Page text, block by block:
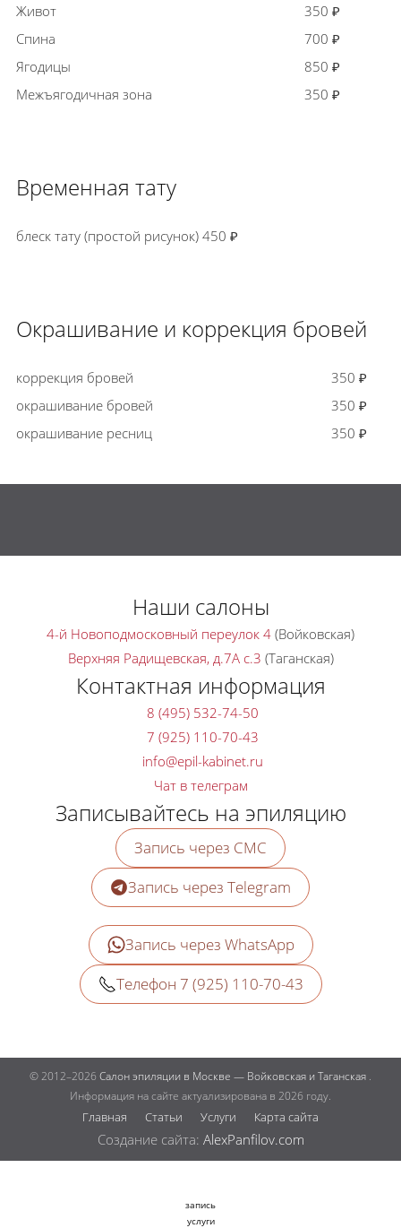
Живот
350 ₽
Спина
700 ₽
Ягодицы
850 ₽
Межъягодичная зона
350 ₽
Временная тату
блеск тату (простой рисунок) 450 ₽
Окрашивание и коррекция бровей
коррекция бровей
350 ₽
окрашивание бровей
350 ₽
окрашивание ресниц
350 ₽
Наши салоны
4-й Новоподмосковный переулок 4 (Войковская)
Верхняя Радищевская, д.7A с.3 (Таганская)
Контактная информация
8 (495) 532-74-50
7 (925) 110-70-43
Чат в телеграм
Записывайтесь на эпиляцию
Запись через СМС
Запись через Telegram
Запись через WhatsApp
Телефон 7 (925) 110-70-43
© 2012–2026 Салон эпиляции в Москве — Войковская и Таганская .
Информация на сайте актуализирована в 2026 году.
Главная Статьи Услуги Карта сайта
Создание сайта: AlexPanfilov.com
запись
услуги